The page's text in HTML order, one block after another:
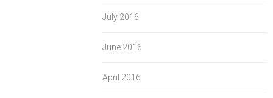
July 2016
June 2016
April 2016